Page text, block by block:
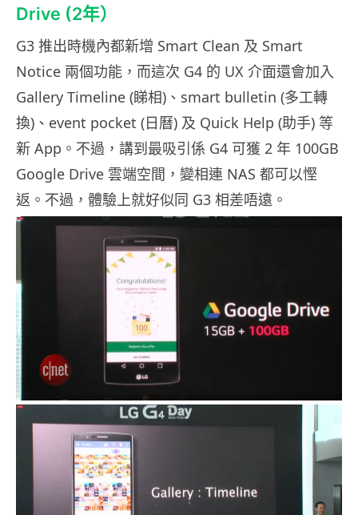
Drive (2年）
G3 推出時機內都新增 Smart Clean 及 Smart
Notice 兩個功能，而這次 G4 的 UX 介面還會加入
Gallery Timeline (睇相)、smart bulletin (多工轉
換)、event pocket (日曆) 及 Quick Help (助手) 等
新 App。不過，講到最吸引係 G4 可獲 2 年 100GB
Google Drive 雲端空間，變相連 NAS 都可以慳
返。不過，體驗上就好似同 G3 相差唔遠。